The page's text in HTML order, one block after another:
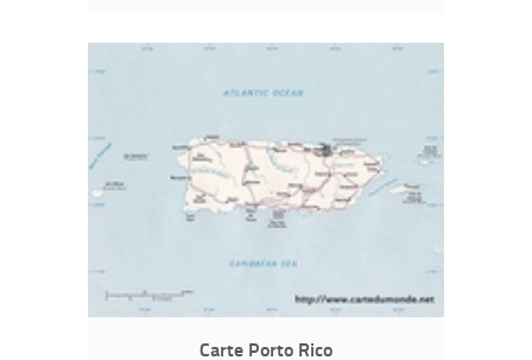
Carte Porto Rico